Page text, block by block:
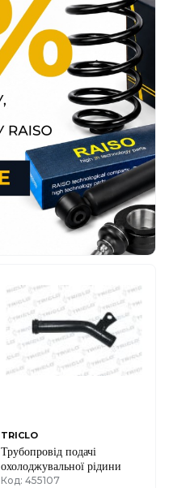
TRICLO
Трубопровід подачі
охолоджувальної рідини
Код: 455107